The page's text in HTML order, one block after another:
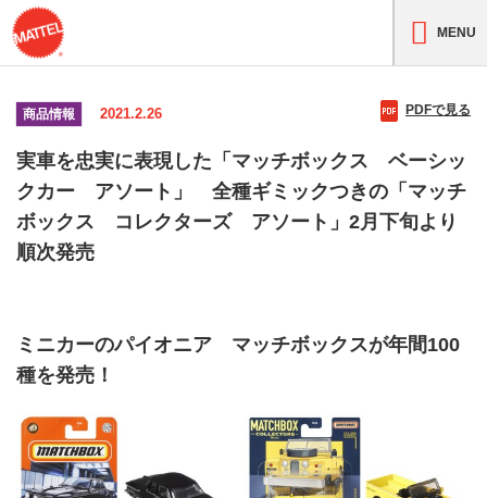
MENU
商品情報 2021.2.26 PDFで見る
実車を忠実に表現した「マッチボックス ベーシッ
クカー アソート」 全種ギミックつきの「マッチ
ボックス コレクターズ アソート」2月下旬より
順次発売
ミニカーのパイオニア マッチボックスが年間100
種を発売！